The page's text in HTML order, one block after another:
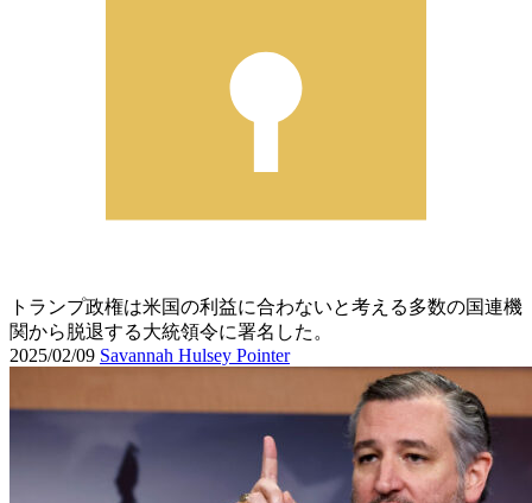
トランプ政権は米国の利益に合わないと考える多数の国連機
関から脱退する大統領令に署名した。
2025/02/09 Savannah Hulsey Pointer